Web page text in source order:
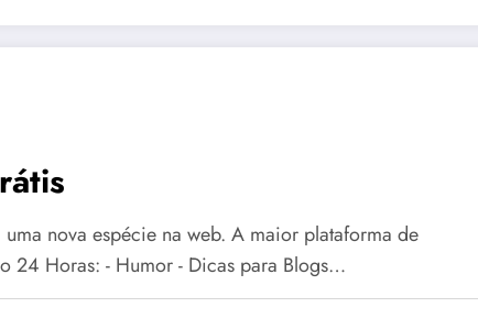
nova espécie na web. A maior plataforma de
24 Horas: - Humor - Dicas para Blogs…